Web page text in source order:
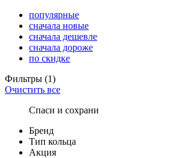
популярные
сначала новые
сначала дешевле
сначала дороже
по скидке
Фильтры (1)
Очистить все
Спаси и сохрани
Бренд
Тип кольца
Акция